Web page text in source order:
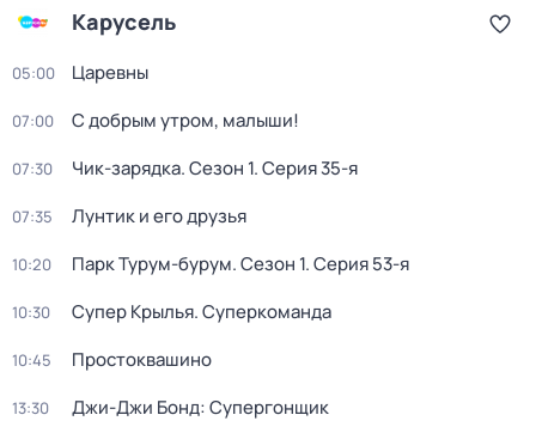
Карусель
05:00 Царевны
07:00 С добрым утром, малыши!
07:30 Чик-зарядка. Сезон 1. Серия 35-я
07:35 Лунтик и его друзья
10:20 Парк Турум-бурум. Сезон 1. Серия 53-я
10:30 Супер Крылья. Суперкоманда
10:45 Простоквашино
13:30 Джи-Джи Бонд: Супергонщик